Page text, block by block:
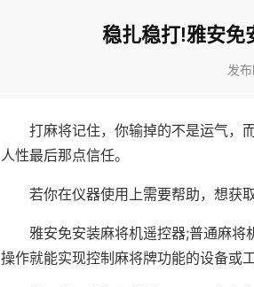
稳扎稳打!雅安免
发
打麻将记住，你输掉的不是运气，
人性最后那点信任。
若你在仪器使用上需要帮助，想获
雅安免安装麻将机遥控器;普通麻
操作就能实现控制麻将牌功能的设备或工